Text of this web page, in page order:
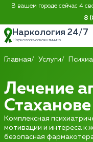
В вашем городе сейчас 4
8
Наркология 24/7
Наркологическая клиника
Главная Услуги
Лечение
Стаханове
Комплексная
мотивации и интереса к
безопасная